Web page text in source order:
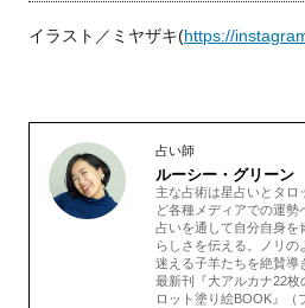
イラスト／ミヤザキ(https://
占い師
ルーシー・グリーン
主な占術は星占いとタロ
ど各種メディアでの運勢
占いを通して自分自身を
らしさを伝える。ノリ
迷える子羊たちを絶賛導
最新刊『大アルカナ22枚
ロット塗り絵BOOK』（